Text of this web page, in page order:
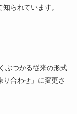
られています。
ぶつかる従来の形式
合わせ」に変更さ